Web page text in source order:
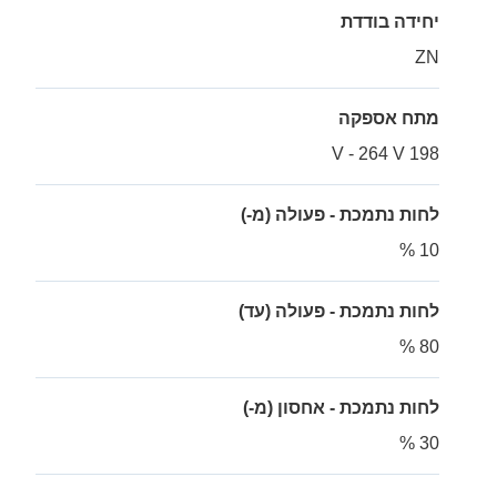
יחידה בודדת
ZN
מתח אספקה
198 V - 264 V
לחות נתמכת - פעולה (מ-)
10 %
לחות נתמכת - פעולה (עד)
80 %
לחות נתמכת - אחסון (מ-)
30 %